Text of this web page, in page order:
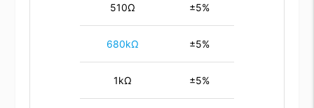
510Ω ±5%
680kΩ ±5%
1kΩ ±5%